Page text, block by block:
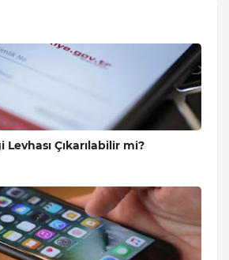
Çıkarılabilir mi?